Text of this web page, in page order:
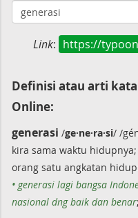
Link: https://
Definisi atau arti kata
Online:
generasi /ge·ne·ra·si/ /
kira sama waktu
orang satu angkatan
• generasi lagi bangsa
nasional dng baik dan benar;